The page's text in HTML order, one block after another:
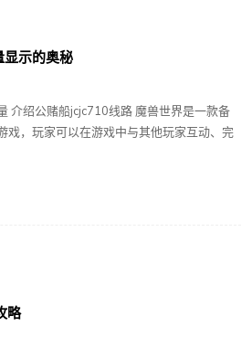
显示的奥秘
介绍公赌船jcjc710线路 魔兽世界是一款备
戏，玩家可以在游戏中与其他玩家互动、完
略